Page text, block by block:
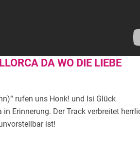
DA WO DIE LIEBE
rufen uns Honk! und Isi Glück
Erinnerung. Der Track verbreitet
ist!